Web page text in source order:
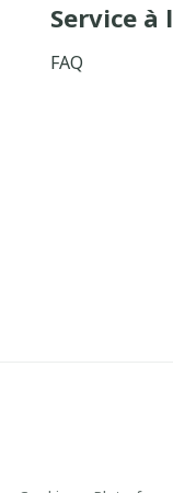
Service à
FAQ